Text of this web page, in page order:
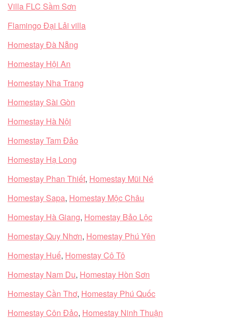
Villa FLC Sầm Sơn
Flamingo Đại Lải villa
Homestay Đà Nẵng
Homestay Hội An
Homestay Nha Trang
Homestay Sài Gòn
Homestay Hà Nội
Homestay Tam Đảo
Homestay Hạ Long
Homestay Phan Thiết, Homestay Mũi Né
Homestay Sapa, Homestay Mộc Châu
Homestay Hà Giang, Homestay Bảo Lộc
Homestay Quy Nhơn, Homestay Phú Yên
Homestay Huế, Homestay Cô Tô
Homestay Nam Du, Homestay Hòn Sơn
Homestay Cần Thơ, Homestay Phú Quốc
Homestay Côn Đảo, Homestay Ninh Thuận